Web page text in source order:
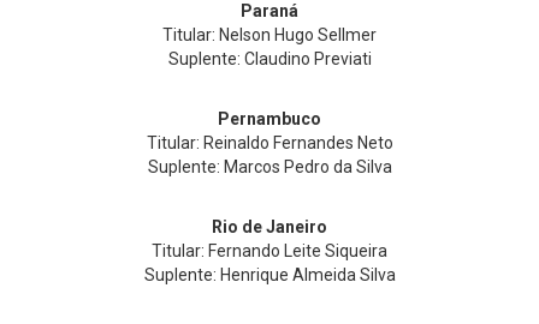
Paraná
Titular: Nelson Hugo Sellmer
Suplente: Claudino Previati
Pernambuco
Titular: Reinaldo Fernandes Neto
Suplente: Marcos Pedro da Silva
Rio de Janeiro
Titular: Fernando Leite Siqueira
Suplente: Henrique Almeida Silva